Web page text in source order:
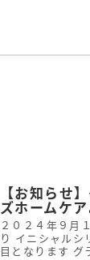
【お知らせ
ズホームケ
２０２４年９月
り イニシャルシ
目となります グ